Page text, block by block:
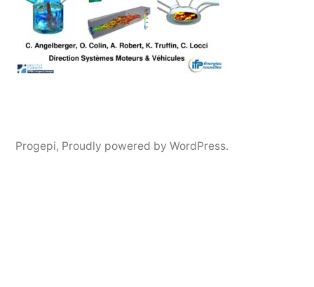
Progepi, Proudly powered by WordPress.